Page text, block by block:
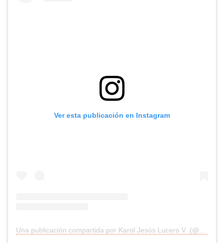
Ver esta publicación en Instagram